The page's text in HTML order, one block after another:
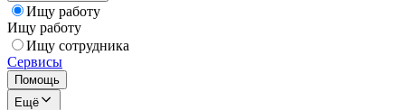
Ищу работу
Ищу работу
Ищу сотрудника
Сервисы
Помощь
Ещё